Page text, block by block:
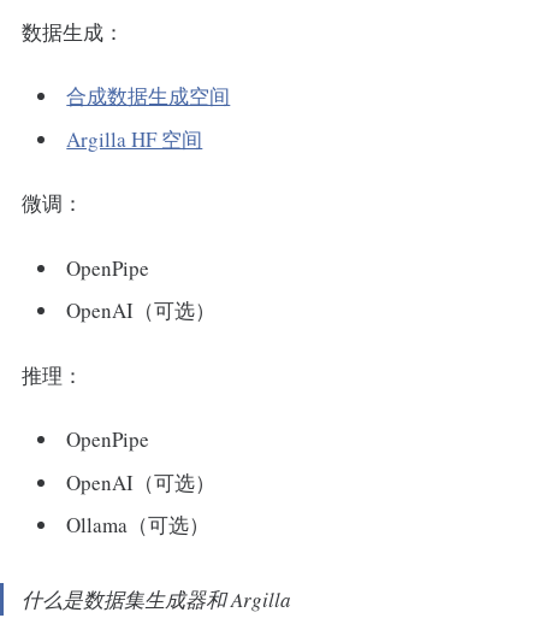
数据生成：
合成数据生成空间
Argilla HF 空间
微调：
OpenPipe
OpenAI（可选）
推理：
OpenPipe
OpenAI（可选）
Ollama（可选）
什么是数据集生成器和 Argilla